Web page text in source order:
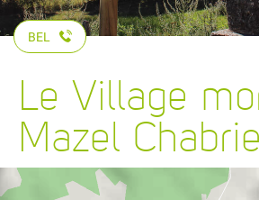
BEL
Le Village
Mazel